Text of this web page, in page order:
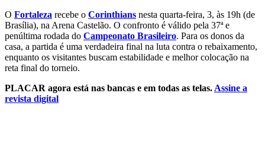
O Fortaleza recebe o Corinthians nesta quarta-feira, 3, às 19h (de
Brasília), na Arena Castelão. O confronto é válido pela 37ª e
penúltima rodada do Campeonato Brasileiro. Para os donos da
casa, a partida é uma verdadeira final na luta contra o rebaixamento,
enquanto os visitantes buscam estabilidade e melhor colocação na
reta final do torneio.
PLACAR agora está nas bancas e em todas as telas. Assine a
revista digital